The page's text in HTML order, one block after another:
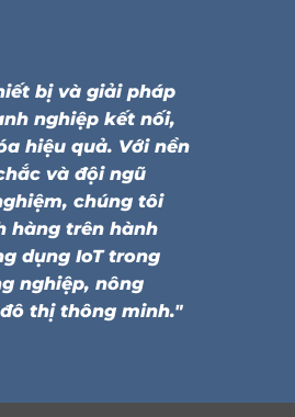
bị và giải pháp
nghiệp kết nối,
hiệu quả. Với nền
và đội ngũ
chúng tôi
hàng trên hành
dụng IoT trong
nghiệp, nông
thị thông minh."